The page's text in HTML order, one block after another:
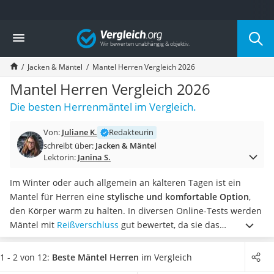
Die beliebtesten Vergleiche nach Kategorie
Mode
Boxershorts
Cellulite-Leggings
Herrensocken
Polarisierte Sonnenbrille
Hausschuhe Herren
Suunto-Uhr
Überzieh-Sonnenbrille
Sneaker Herren
Geldbörse Herren
Knirps-Regenschirm
Periodenunterwäsche
RFID-Schutzkarte
Motorradbrillen
Vergleich
Jacken & Mäntel Mantel Herren Vergleich 2026
Mantel Herren Vergleich 2026
Die besten Herrenmäntel im Vergleich.
Von: Juliane K.
Redakteurin
schreibt über: Jacken & Mäntel
Lektorin: Janina S.
Im Winter oder auch allgemein an kälteren Tagen ist ein
Mantel für Herren eine stylische und komfortable Option,
den Körper warm zu halten. In diversen Online-Tests werden
Mäntel mit Reißverschluss gut bewertet, da sie das
Eindringen von Wind verhindern. Wählen Sie jetzt aus
unserer Produkttabelle einen Mantel für Herren, welcher
1 - 2 von 12: Beste Mäntel Herren im Vergleich